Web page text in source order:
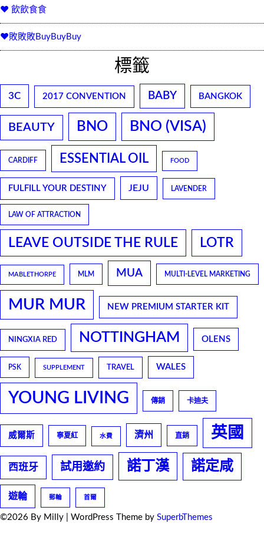
♥ 飲飲食食
♥敗敗敗BuyBuyBuy
標籤
3C 2017 CONVENTION BABY BANGKOK
BEAUTY BNO BNO (VISA)
CARDIFF ESSENTIAL OIL FOOD
FULFILL YOUR DESTINY JEJU LAVENDER
LAW OF ATTRACTION
LEAVE OUTSIDE THE RULE LOTR
MABLETHORPE MLM MUA MULTI-LEVEL MARKETING
MUR MUR NEW PREMIUM STARTER KIT
NINGXIA RED NOTTINGHAM OLENS
PSK SUPPLEMENT TRAVEL WALES
YOUNG LIVING 傳銷 卡迪夫
威爾斯 寧夏紅 水費 濟州 直銷 英國
西班牙 試用邀約 諾丁漢 諾定咸
遊輪 郵輪 首爾
©2026 By Milly | WordPress Theme by SuperbThemes